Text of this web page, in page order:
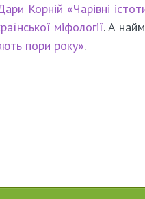
Корній «Чарівні
міфології. А
пори року».